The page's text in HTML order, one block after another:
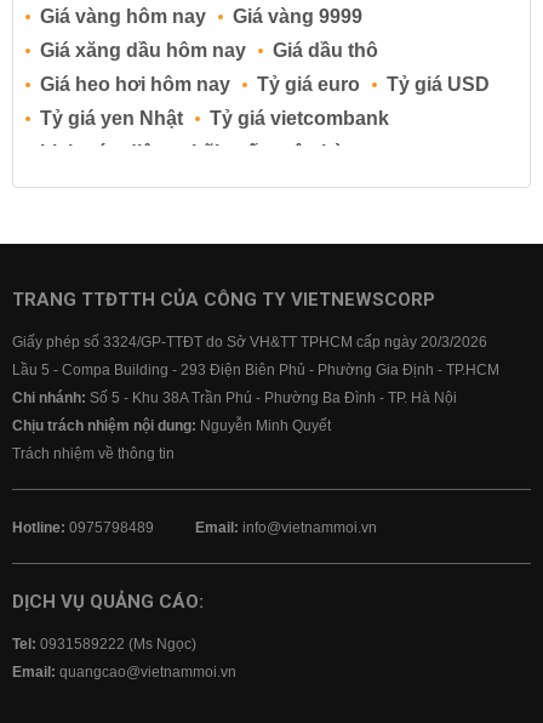
Giá vàng hôm nay
Giá vàng 9999
Giá xăng dầu hôm nay
Giá dầu thô
Giá heo hơi hôm nay
Tỷ giá euro
Tỷ giá USD
Tỷ giá yen Nhật
Tỷ giá vietcombank
Lịch cúp điện
Lãi suất ngân hàng
Lãi suất tiết kiệm
Lãi suất tiền gửi
Lãi suất ngân hàng BIDV
Lãi suất ngân hàng Vietcombank
TRANG TTĐTTH CỦA CÔNG TY VIETNEWSCORP
Giấy phép số 3324/GP-TTĐT do Sở VH&TT TPHCM cấp ngày 20/3/2026
Lầu 5 - Compa Building - 293 Điện Biên Phủ - Phường Gia Định - TP.HCM
Chi nhánh: Số 5 - Khu 38A Trần Phú - Phường Ba Đình - TP. Hà Nội
Chịu trách nhiệm nội dung: Nguyễn Minh Quyết
Trách nhiệm về thông tin
Hotline: 0975798489 Email: info@vietnammoi.vn
DỊCH VỤ QUẢNG CÁO:
Tel: 0931589222 (Ms Ngọc)
Email: quangcao@vietnammoi.vn